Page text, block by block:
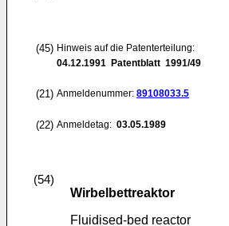
(45) Hinweis auf die Patenterteilung:
04.12.1991 Patentblatt 1991/49
(21) Anmeldenummer: 89108033.5
(22) Anmeldetag: 03.05.1989
(54)
Wirbelbettreaktor
Fluidised-bed reactor